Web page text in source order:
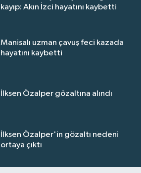
kayıp: Akın İzci hayatını kaybetti
Manisalı uzman çavuş feci kazada
hayatını kaybetti
İlksen Özalper gözaltına alındı
İlksen Özalper'in gözaltı nedeni
ortaya çıktı